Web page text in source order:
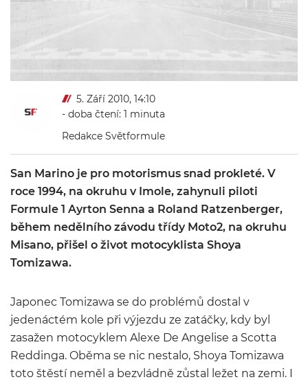
5. Září 2010, 14:10
- doba čtení: 1 minuta
Redakce Světformule
San Marino je pro motorismus snad prokleté. V
roce 1994, na okruhu v Imole, zahynuli piloti
Formule 1 Ayrton Senna a Roland Ratzenberger,
během nedělního závodu třídy Moto2, na okruhu
Misano, přišel o život motocyklista Shoya
Tomizawa.
Japonec Tomizawa se do problémů dostal v
jedenáctém kole při výjezdu ze zatáčky, kdy byl
zasažen motocyklem Alexe De Angelise a Scotta
Reddinga. Oběma se nic nestalo, Shoya Tomizawa
toto štěstí neměl a bezvládně zůstal ležet na zemi. I